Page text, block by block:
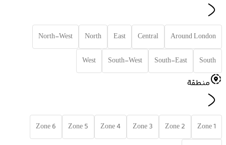
Around London
Central
East
North
North-West
South
South-East
South-West
West
منطقة
Zone 1
Zone 2
Zone 3
Zone 4
Zone 5
Zone 6